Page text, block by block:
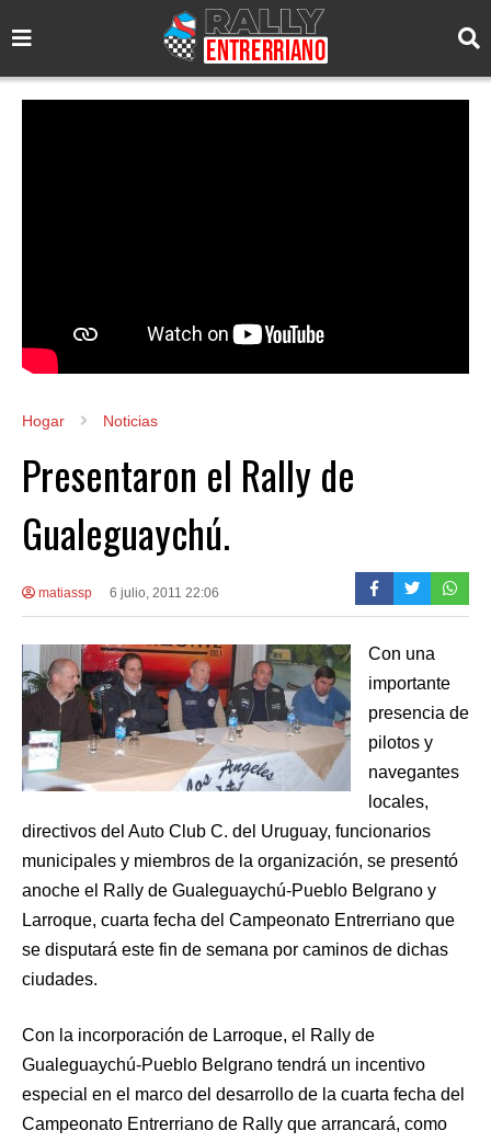
Hogar Noticias
Presentaron el Rally de
Gualeguaychú.
matiassp 6 julio, 2011 22:06
Con una
importante
presencia de
pilotos y
navegantes
locales,
directivos del Auto Club C. del Uruguay, funcionarios
municipales y miembros de la organización, se presentó
anoche el Rally de Gualeguaychú-Pueblo Belgrano y
Larroque, cuarta fecha del Campeonato Entrerriano que
se disputará este fin de semana por caminos de dichas
ciudades.
Con la incorporación de Larroque, el Rally de
Gualeguaychú-Pueblo Belgrano tendrá un incentivo
especial en el marco del desarrollo de la cuarta fecha del
Campeonato Entrerriano de Rally que arrancará, como